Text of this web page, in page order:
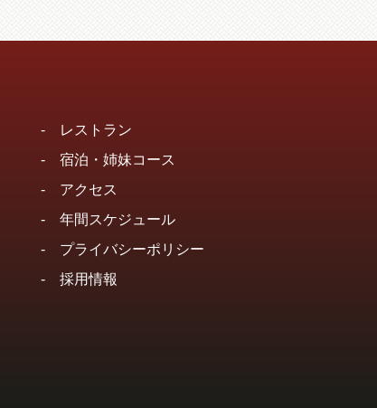
-
レストラン
- 宿泊・姉妹コース
- アクセス
- 年間スケジュール
- プライバシーポリシー
- 採用情報